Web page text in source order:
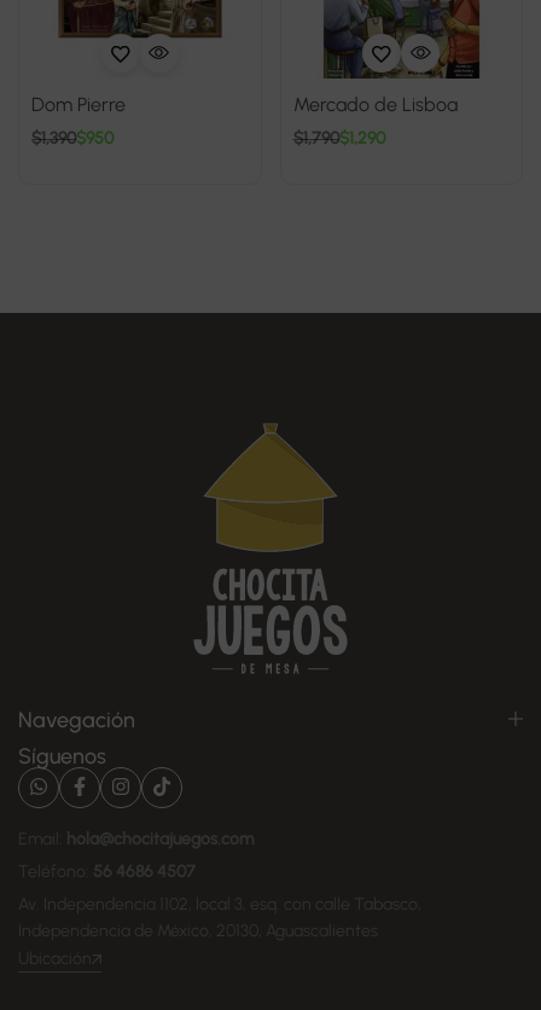
Dom Pierre
$1,390$950
Mercado de Lisboa
$1,790$1,290
Navegación
Síguenos
Email:
hola@chocitajuegos.com
Teléfono: 56 4686 4507
Av. Independencia 1102, local 3, esq. con calle Tabasco,
Independencia de México, 20130, Aguascalientes
Ubicación